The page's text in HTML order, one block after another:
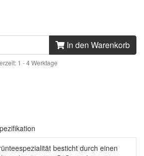
In den Warenkorb
1 - 4 Werktage
besticht durch einen